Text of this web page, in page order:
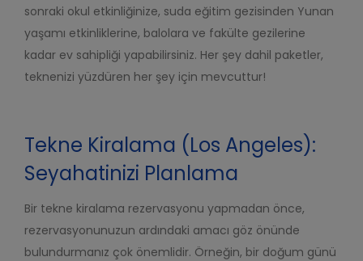
sonraki okul etkinliğinize, suda eğitim gezisinden Yunan
yaşamı etkinliklerine, balolara ve fakülte gezilerine
kadar ev sahipliği yapabilirsiniz. Her şey dahil paketler,
teknenizi yüzdüren her şey için mevcuttur!
Tekne Kiralama (Los Angeles):
Seyahatinizi Planlama
Bir tekne kiralama rezervasyonu yapmadan önce,
rezervasyonunuzun ardındaki amacı göz önünde
bulundurmanız çok önemlidir. Örneğin, bir doğum günü